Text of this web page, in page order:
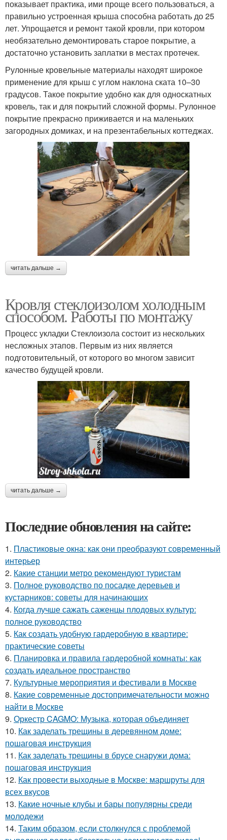
показывает практика, ими проще всего пользоваться, а
правильно устроенная крыша способна работать до 25
лет. Упрощается и ремонт такой кровли, при котором
необязательно демонтировать старое покрытие, а
достаточно установить заплатки в местах протечек.
Рулонные кровельные материалы находят широкое
применение для крыш с углом наклона ската 10–30
градусов. Такое покрытие удобно как для односкатных
кровель, так и для покрытий сложной формы. Рулонное
покрытие прекрасно приживается и на маленьких
загородных домиках, и на презентабельных коттеджах.
читать дальше →
Кровля стеклоизолом холодным
способом. Работы по монтажу
Процесс укладки Стеклоизола состоит из нескольких
несложных этапов. Первым из них является
подготовительный, от которого во многом зависит
качество будущей кровли.
читать дальше →
Последние обновления на сайте:
1. Пластиковые окна: как они преобразуют современный
интерьер
2. Какие станции метро рекомендуют туристам
3. Полное руководство по посадке деревьев и
кустарников: советы для начинающих
4. Когда лучше сажать саженцы плодовых культур:
полное руководство
5. Как создать удобную гардеробную в квартире:
практические советы
6. Планировка и правила гардеробной комнаты: как
создать идеальное пространство
7. Культурные мероприятия и фестивали в Москве
8. Какие современные достопримечательности можно
найти в Москве
9. Оркестр CAGMO: Музыка, которая объединяет
10. Как заделать трещины в деревянном доме:
пошаговая инструкция
11. Как заделать трещины в брусе снаружи дома:
пошаговая инструкция
12. Как провести выходные в Москве: маршруты для
всех вкусов
13. Какие ночные клубы и бары популярны среди
молодежи
14. Таким образом, если столкнулся с проблемой